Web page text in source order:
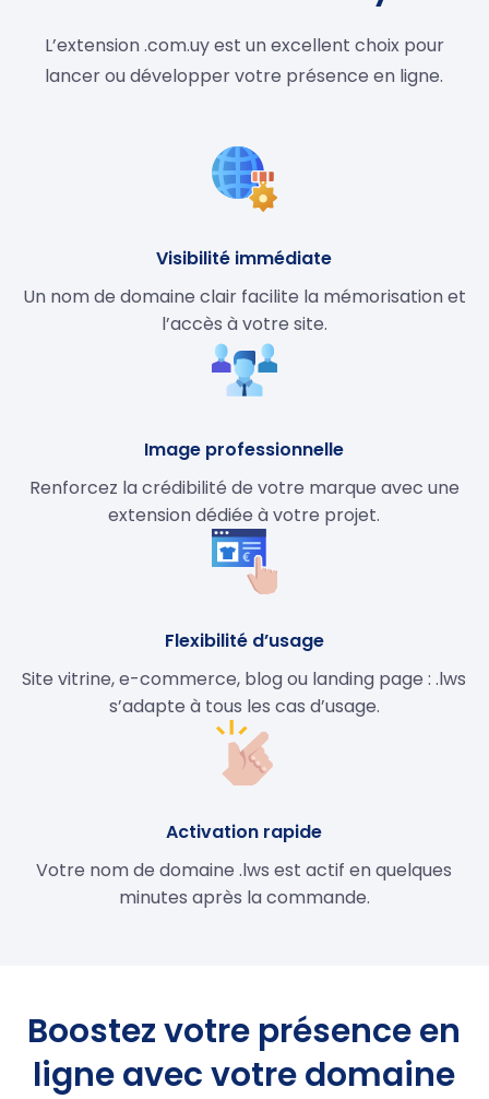
L’extension .com.uy est un excellent choix pour
lancer ou développer votre présence en ligne.
Visibilité immédiate
Un nom de domaine clair facilite la mémorisation et
l’accès à votre site.
Image professionnelle
Renforcez la crédibilité de votre marque avec une
extension dédiée à votre projet.
Flexibilité d’usage
Site vitrine, e-commerce, blog ou landing page : .lws
s’adapte à tous les cas d’usage.
Activation rapide
Votre nom de domaine .lws est actif en quelques
minutes après la commande.
Boostez votre présence en
ligne avec votre domaine